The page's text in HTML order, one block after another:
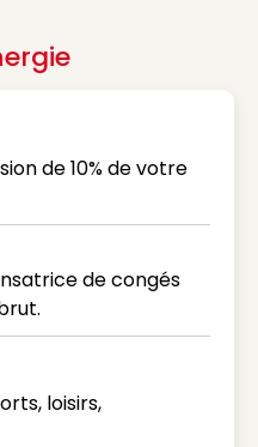
de 10% de votre
de congés
loisirs,